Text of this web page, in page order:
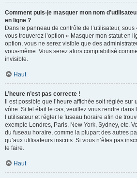
Comment puis-je masquer mon nom
en ligne ?
Dans le panneau de contrôle de l’utilisateur,
vous trouverez l’option « Masquer mon statut en
option, vous ne serez visible que des
vous-même. Vous serez alors comptabilisé
invisible.
Haut
L’heure n’est pas correcte !
Il est possible que l’heure affichée soit réglée
vôtre. Si tel était le cas, veuillez vous rendre
l’utilisateur et régler le fuseau horaire afin de
exemple Londres, Paris, New York, Sydney, etc.
du fuseau horaire, comme la plupart des autres
qu’aux utilisateurs inscrits. Si vous n’êtes pas
le faire.
Haut